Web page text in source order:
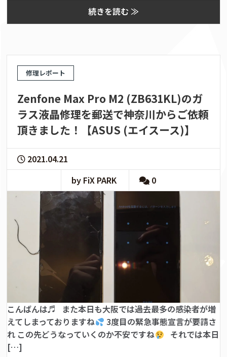
続きを読む ≫
修理レポート
Zenfone Max Pro M2 (ZB631KL)のガ
ラス液晶修理を郵送で神奈川からご依頼
頂きました！【ASUS (エイスース)】
2021.04.21
by FiX PARK
0
こんばんは♬ また本日も大阪では過去最多の感染者が増
えてしまっておりますね
3度目の緊急事態宣言が要請さ
れ この先どうなっていくのか不安ですね
それでは本日
[…]